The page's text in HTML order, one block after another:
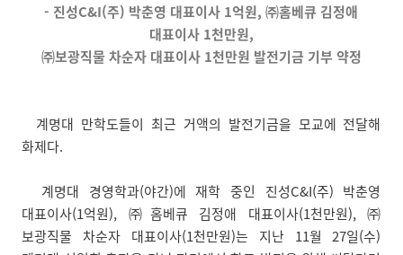
- 진성C&I(주) 박춘영 대표이사 1억원, ㈜홈베큐 김정애
대표이사 1천만원,
㈜보광직물 차순자 대표이사 1천만원 발전기금 기부 약정
계명대 만학도들이 최근 거액의 발전기금을 모교에 전달해
화제다.
계명대 경영학과(야간)에 재학 중인 진성C&I(주) 박춘영
대표이사(1억원), ㈜홈베큐 김정애 대표이사(1천만원), ㈜
보광직물 차순자 대표이사(1천만원)는 지난 11월 27일(수)